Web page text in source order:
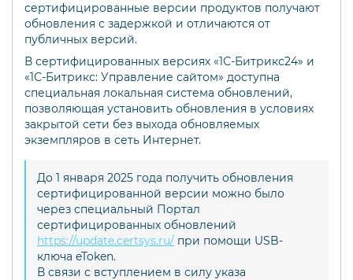
сертифицированные версии продуктов получают
обновления с задержкой и отличаются от
публичных версий.
В сертифицированных версиях «1С-Битрикс24» и
«1С-Битрикс: Управление сайтом» доступна
специальная локальная система обновлений,
позволяющая установить обновления в условиях
закрытой сети без выхода обновляемых
экземпляров в сеть Интернет.
До 1 января 2025 года получить обновления
сертифицированной версии можно было
через специальный Портал
сертифицированных обновлений
https://update.certsys.ru/ при помощи USB-
ключа eToken.
В связи с вступлением в силу указа